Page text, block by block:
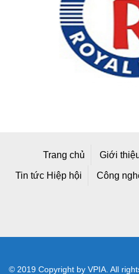
Trang chủ Giới
Tin tức Hiệp hội Công
© 2019 Copyright by VPIA. All